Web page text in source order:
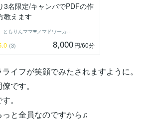
3名限定/キャンバでPDFの作
教えます
ともりんママ❤ノマドワーカー若林朋凛
(3) 8,000円/60分
イフが笑顔でみたされますように。
です。
。
と全員なのですから♫